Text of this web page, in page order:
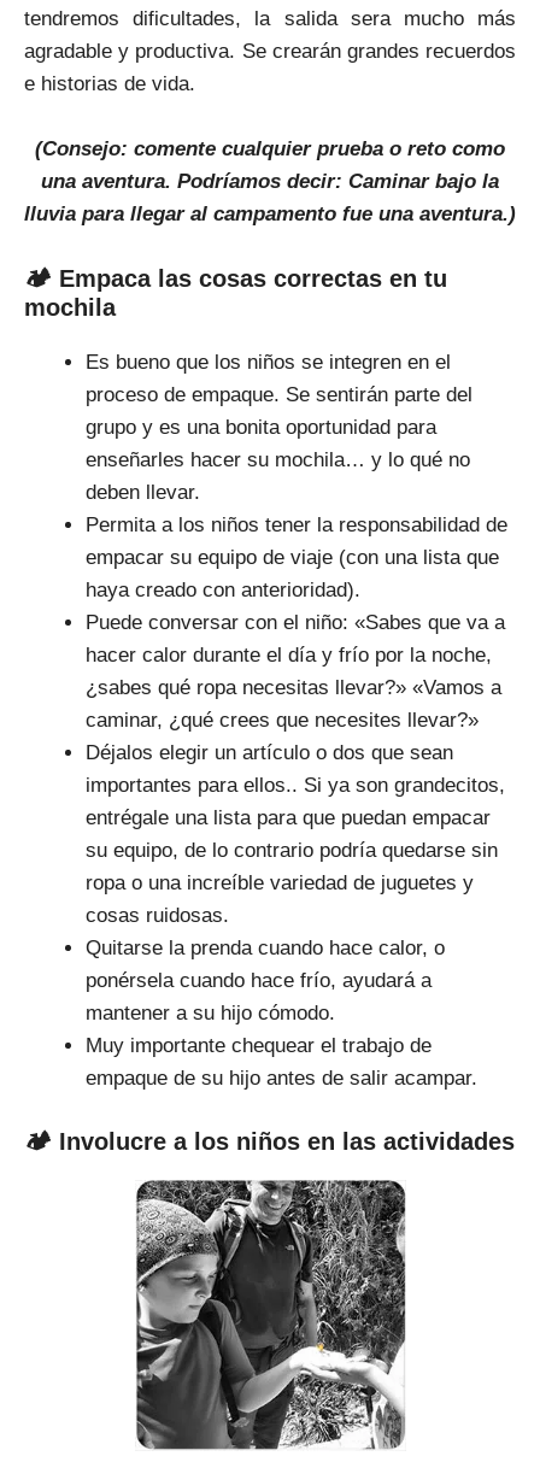
tendremos dificultades, la salida sera mucho más
agradable y productiva. Se crearán grandes recuerdos
e historias de vida.
(Consejo: comente cualquier prueba o reto como
una aventura. Podríamos decir: Caminar bajo la
lluvia para llegar al campamento fue una aventura.)
🏕 Empaca las cosas correctas en tu
mochila
Es bueno que los niños se integren en el
proceso de empaque. Se sentirán parte del
grupo y es una bonita oportunidad para
enseñarles hacer su mochila… y lo qué no
deben llevar.
Permita a los niños tener la responsabilidad de
empacar su equipo de viaje (con una lista que
haya creado con anterioridad).
Puede conversar con el niño: «Sabes que va a
hacer calor durante el día y frío por la noche,
¿sabes qué ropa necesitas llevar?» «Vamos a
caminar, ¿qué crees que necesites llevar?»
Déjalos elegir un artículo o dos que sean
importantes para ellos.. Si ya son grandecitos,
entrégale una lista para que puedan empacar
su equipo, de lo contrario podría quedarse sin
ropa o una increíble variedad de juguetes y
cosas ruidosas.
Quitarse la prenda cuando hace calor, o
ponérsela cuando hace frío, ayudará a
mantener a su hijo cómodo.
Muy importante chequear el trabajo de
empaque de su hijo antes de salir acampar.
🏕 Involucre a los niños en las actividades